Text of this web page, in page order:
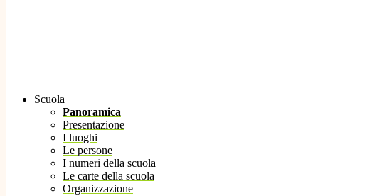
Scuola
Panoramica
Presentazione
I luoghi
Le persone
I numeri della scuola
Le carte della scuola
Organizzazione